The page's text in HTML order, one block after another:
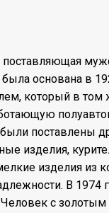
поставляющая
основана в
который в том
поставлены
изделия,
изделия из
В 1974
с золотым